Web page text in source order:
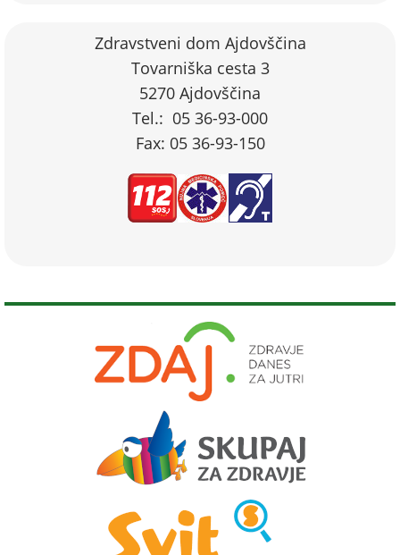
Zdravstveni dom Ajdovščina
Tovarniška cesta 3
5270 Ajdovščina
Tel.: 05 36-93-000
Fax: 05 36-93-150